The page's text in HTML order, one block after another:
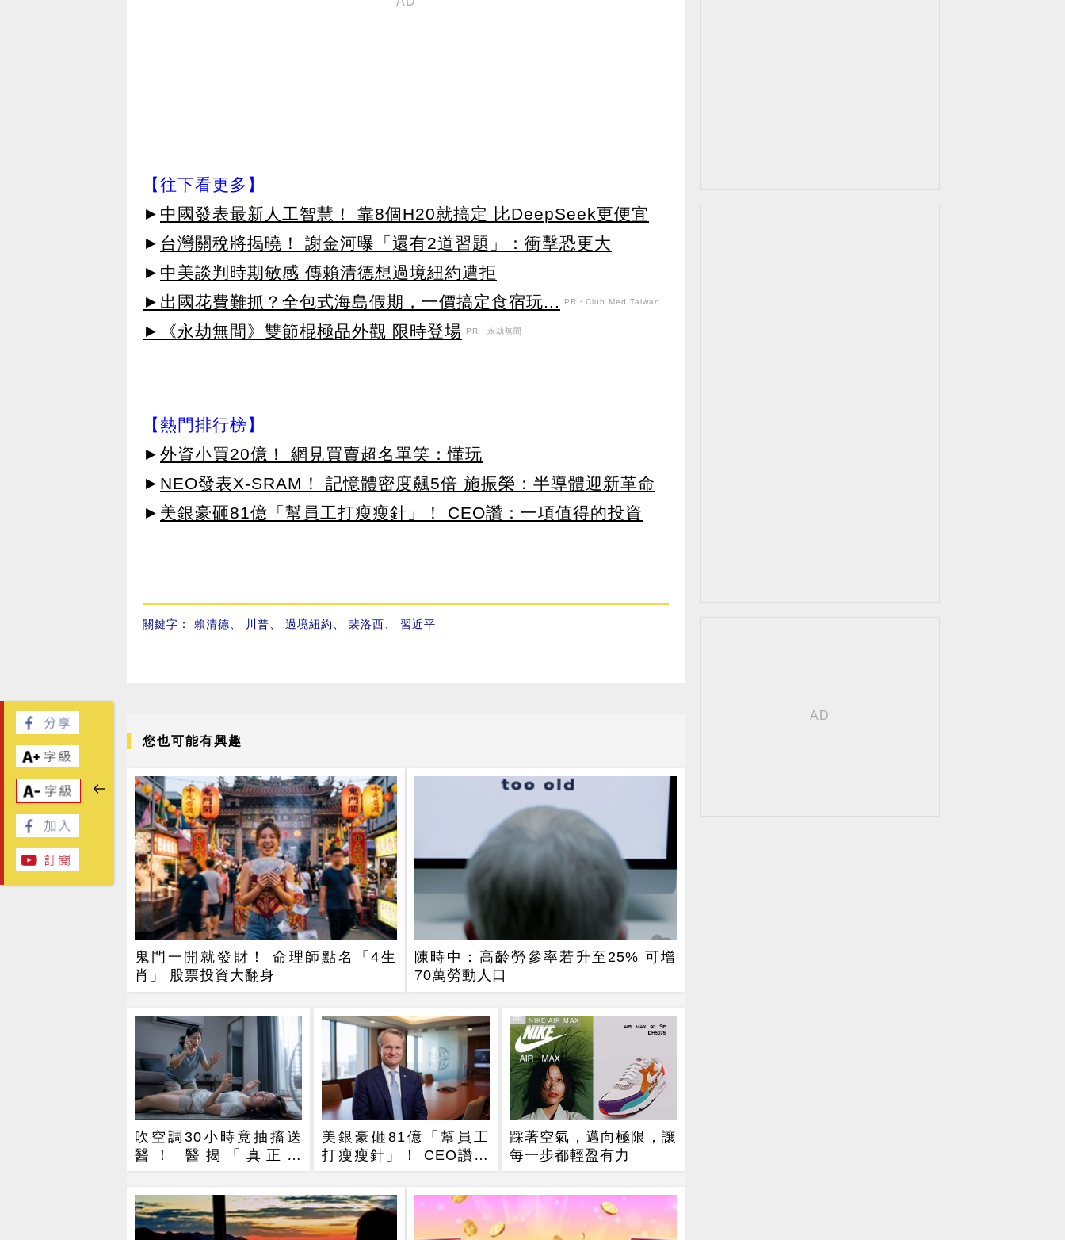
【往下看更多】
► 中國發表最新人工智慧！ 靠8個H20就搞定 比DeepSeek更便宜
► 台灣關稅將揭曉！ 謝金河曝「還有2道習題」：衝擊恐更大
► 中美談判時期敏感 傳賴清德想過境紐約遭拒
►出國花費難抓？全包式海島假期，一價搞定食宿玩...
PR・Club Med Taiwan
►《永劫無間》雙節棍極品外觀 限時登場 PR・永劫無間
【熱門排行榜】
► 外資小買20億！ 網見買賣超名單笑：懂玩
► NEO發表X-SRAM！ 記憶體密度飆5倍 施振榮：半導體迎新革命
► 美銀豪砸81億「幫員工打瘦瘦針」！ CEO讚：一項值得的投資
關鍵字： 賴清德 川普 過境紐約 裴洛西 習近平
您也可能有興趣
鬼門一開就發財！ 命理師點名「4生
肖」 股票投資大翻身
陳時中：高齡勞參率若升至25% 可增
70萬勞動人口
吹空調30小時竟抽搐送
醫！ 醫揭「真正元
兇」：不是冷氣
美銀豪砸81億「幫員工
打瘦瘦針」！ CEO讚：
一項值得的投資
PR
踩著空氣，邁向極限，讓
每一步都輕盈有力
PR・NIKE AIR MAX